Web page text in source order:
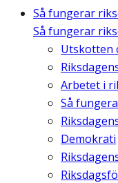
Så fungerar
Så fungerar
Utskotten
Arbetet i
Så
Demokrati